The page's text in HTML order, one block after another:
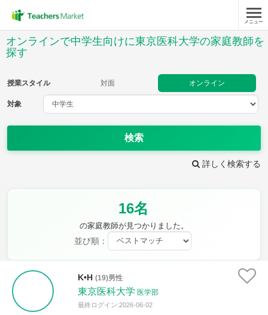
メニュー
オンラインで中学生向けに東京医科大学の家庭教師を
探す
授業スタイル 対面 オンライン
対象
検索
詳しく検索する
16名
の家庭教師が見つかりました。
並び順：
K•H (19)男性
東京医科大学 医学部
最終ログイン:2026-06-02
対象
地理
時給：¥1,000 ～ ¥10,000
授業可能日